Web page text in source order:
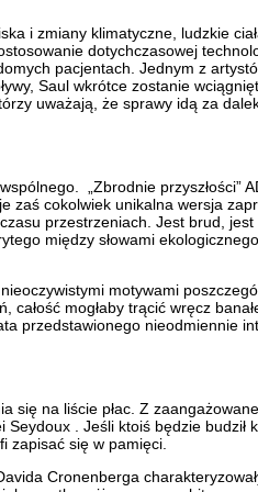
i zmiany klimatyczne, ludzkie
dotychczasowej
pacjentach. Jednym z
Saul wkrótce zostanie
uważają, że sprawy idą za
„Zbrodnie przyszłości”
zaś cokolwiek unikalna wersja
przestrzeniach. Jest brud,
między słowami
motywami
mogłaby trącić wręcz
przedstawionego nieodmiennie
na liście płac. Z
. Jeśli ktoiś będzie budził
zapisać się w pamięci.
Cronenberga